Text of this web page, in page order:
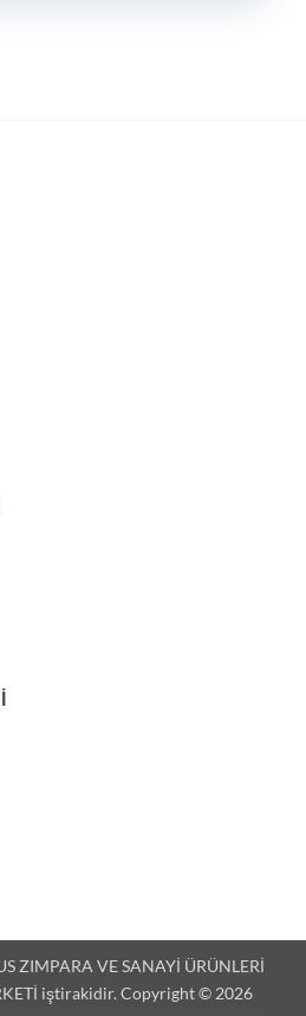
ZIMPARA VE SANAYİ ÜRÜNLERİ
iştirakidir. Copyright © 2026